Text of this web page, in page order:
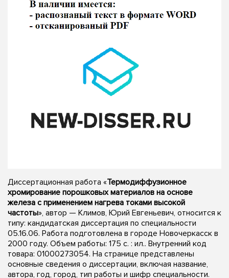
Диссертационная работа «Термодиффузионное
хромирование порошковых материалов на основе
железа с применением нагрева токами высокой
частоты», автор — Климов, Юрий Евгеньевич, относится к
типу: кандидатская диссертация по специальности
05.16.06. Работа подготовлена в городе Новочеркасск в
2000 году. Объем работы: 175 с. : ил.. Внутренний код
товара: 01000273054. На странице представлены
основные сведения о диссертации, включая название,
автора, год, город, тип работы и шифр специальности.